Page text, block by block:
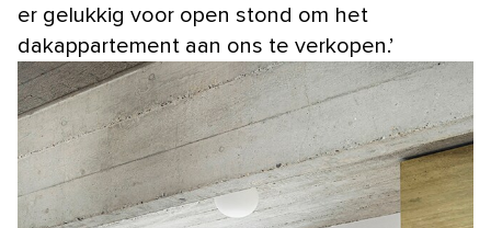
er gelukkig voor open stond om het
dakappartement aan ons te verkopen.’